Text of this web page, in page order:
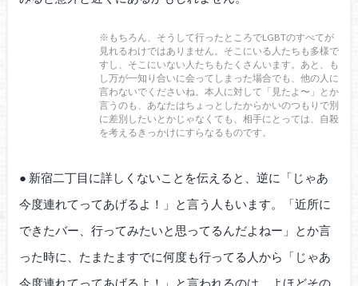
※もちろん、そうして行ったところでLGBTのすべてが
見れるわけではありません。そこにいる人たちも多様で
すし、そこにいない人たちもたくさんいます。あと、も
し万が一知り合いに会ってしまった場合でも、他の人に
言わないでくださいね。本人に対して「見たよ〜」とか
言うのも、あなたはちょっとしたからかいのつもりで別
に差別したいとかじゃなくても、相手にとっては、自殺
を考えるきっかけにすらなるものです。
● 新宿二丁目に詳しくないことを伝えると、逆に「じゃあ
今度連れてってあげるよ！」と言う人もいます。「近所に
できたバー、行ってみたいと思ってるんだよねー」とか言
った時に、たまたますでに何度も行ってる人から「じゃあ
今度連れてってあげるよ！」と言われるのは、よほどその